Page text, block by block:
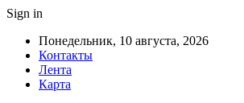
Sign in
Понедельник, 10 августа, 2026
Контакты
Лента
Карта